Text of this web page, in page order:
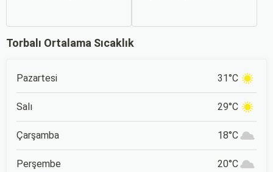
anda bavulları toplayıp yola
Torbalı Ortalama Sıcaklık
Pazartesi 31°C
Salı 29°C
Çarşamba 18°C
Perşembe 20°C